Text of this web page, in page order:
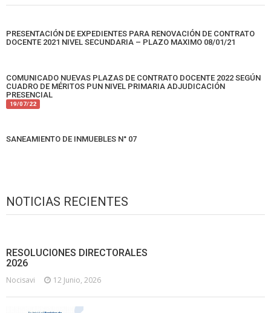
PRESENTACIÓN DE EXPEDIENTES PARA RENOVACIÓN DE CONTRATO
DOCENTE 2021 NIVEL SECUNDARIA – PLAZO MAXIMO 08/01/21
COMUNICADO NUEVAS PLAZAS DE CONTRATO DOCENTE 2022 SEGÚN
CUADRO DE MÉRITOS PUN NIVEL PRIMARIA ADJUDICACIÓN
PRESENCIAL
19/07/22
SANEAMIENTO DE INMUEBLES N° 07
NOTICIAS RECIENTES
RESOLUCIONES DIRECTORALES
2026
Nocisavi 12 Junio, 2026